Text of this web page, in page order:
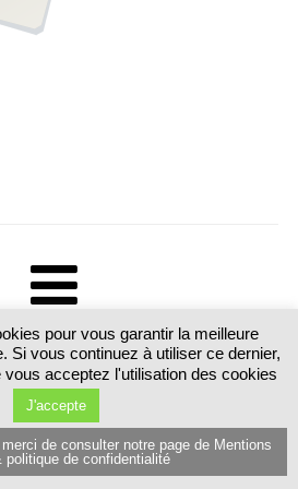
Luttringer 15 route de Sarrebourg 57370
T.+33 (0)6 89 77 80 81
pour vous garantir la meilleure
Si vous continuez à utiliser ce dernier,
acceptez l'utilisation des cookies
J'accepte
de consulter notre page de Mentions
politique de confidentialité